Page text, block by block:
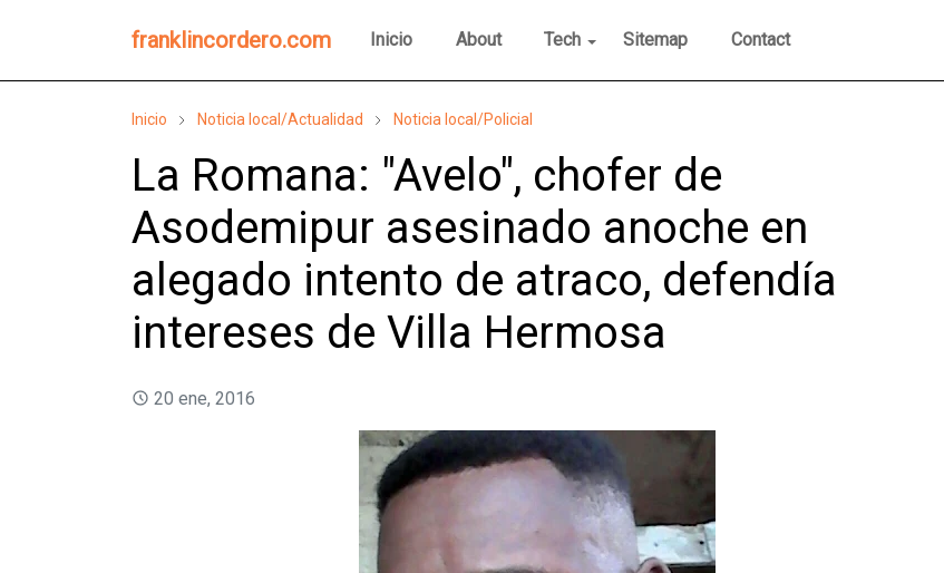
franklincordero.com Inicio About Tech Sitemap Contact
Inicio Noticia local/Actualidad Noticia local/Policial
La Romana: "Avelo", chofer de
Asodemipur asesinado anoche en
alegado intento de atraco, defendía
intereses de Villa Hermosa
20 ene, 2016